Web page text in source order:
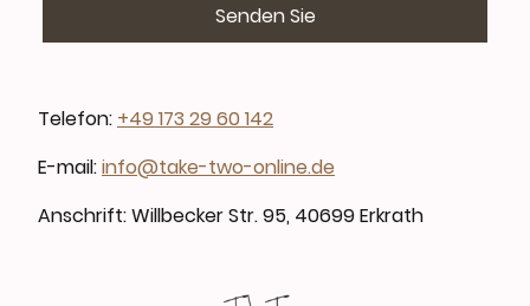
Senden Sie
Telefon: +49 173 29 60 142
E-mail:info@take-two-online.de
Anschrift: Willbecker Str. 95, 40699 Erkrath